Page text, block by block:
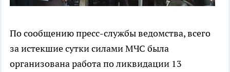
По сообщению пресс-службы ведомства, всего
за истекшие сутки силами МЧС была
организована работа по ликвидации 13